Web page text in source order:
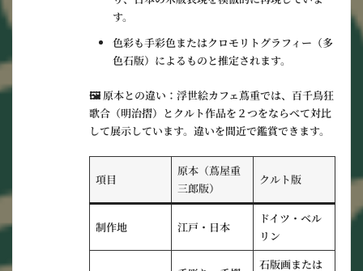
す。
色彩も手彩色またはクロモリトグラフィー（多
色石版）によるものと推定されます。
🖼 原本との違い：浮世絵カフェ蔦重では、百千鳥狂
歌合（明治摺）とクルト作品を２つをならべて対比
して展示しています。違いを間近で鑑賞できます。
項目
原本（蔦屋重
三郎版）
クルト版
制作地 江戸・日本
ドイツ・ベル
リン
石版画または